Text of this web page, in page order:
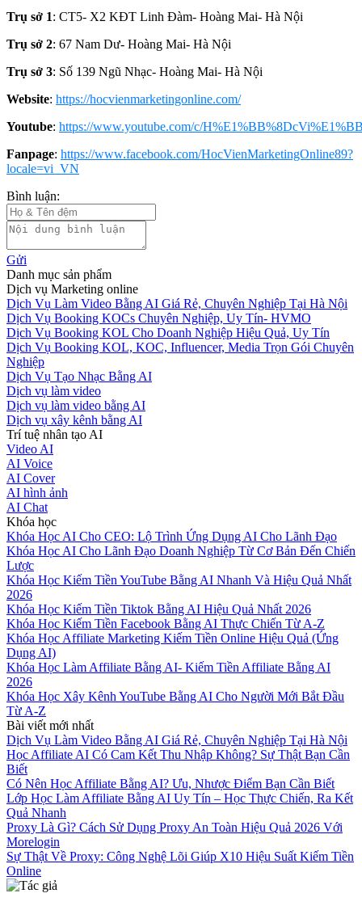
Trụ sở 1: CT5- X2 KĐT Linh Đàm- Hoàng Mai- Hà Nội
Trụ sở 2: 67 Nam Dư- Hoàng Mai- Hà Nội
Trụ sở 3: Số 139 Ngũ Nhạc- Hoàng Mai- Hà Nội
Website: https://hocvienmarketingonline.com/
Youtube: https://www.youtube.com/c/
Fanpage: https://www.facebook.com/HocVienMarketingOnline89?
locale=vi_VN
Bình luận:
Gửi
Danh mục sản phẩm
Dịch vụ Marketing online
Dịch Vụ Làm Video Bằng AI Giá Rẻ, Chuyên Nghiệp Tại Hà Nội
Dịch Vụ Booking KOCs Chuyên Nghiệp, Uy Tín- HVMO
Dịch Vụ Booking KOL Cho Doanh Nghiệp Hiệu Quả, Uy Tín
Dịch Vụ Booking KOL, KOC, Influencer, Media Trọn Gói Chuyên
Nghiệp
Dịch Vụ Tạo Nhạc Bằng AI
Dịch vụ làm video
Dịch vụ làm video bằng AI
Dịch vụ xây kênh bằng AI
Trí tuệ nhân tạo AI
Video AI
AI Voice
AI Cover
AI hình ảnh
AI Chat
Khóa học
Khóa Học AI Cho CEO: Lộ Trình Ứng Dụng AI Cho Lãnh Đạo
Khóa Học AI Cho Lãnh Đạo Doanh Nghiệp Từ Cơ Bản Đến Chiến
Lược
Khóa Học Kiếm Tiền YouTube Bằng AI Nhanh Và Hiệu Quả Nhất
2026
Khóa Học Kiếm Tiền Tiktok Bằng AI Hiệu Quả Nhất 2026
Khóa Học Kiếm Tiền Facebook Bằng AI Thực Chiến Từ A-Z
Khóa Học Affiliate Marketing Kiếm Tiền Online Hiệu Quả (Ứng
Dụng AI)
Khóa Học Làm Affiliate Bằng AI- Kiếm Tiền Affiliate Bằng AI
2026
Khóa Học Xây Kênh YouTube Bằng AI Cho Người Mới Bắt Đầu
Từ A-Z
Bài viết mới nhất
Dịch Vụ Làm Video Bằng AI Giá Rẻ, Chuyên Nghiệp Tại Hà Nội
Học Affiliate AI Có Cam Kết Thu Nhập Không? Sự Thật Bạn Cần
Biết
Có Nên Học Affiliate Bằng AI? Ưu, Nhược Điểm Bạn Cần Biết
Lớp Học Làm Affiliate Bằng AI Uy Tín – Học Thực Chiến, Ra Kết
Quả Nhanh
Proxy Là Gì? Cách Sử Dụng Proxy An Toàn Hiệu Quả 2026 Với
Morelogin
Sự Thật Về Proxy: Công Nghệ Lõi Giúp X10 Hiệu Suất Kiếm Tiền
Online